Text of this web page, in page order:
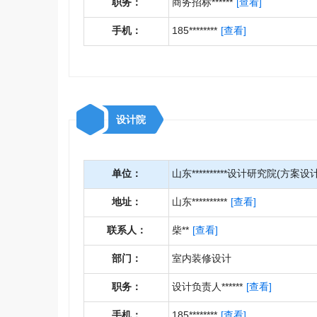
手机： 185******** [查看]
设计院
单位： 山东**********设计研究院(方案设
地址： 山东********** [查看]
联系人： 柴** [查看]
部门： 室内装修设计
职务： 设计负责人****** [查看]